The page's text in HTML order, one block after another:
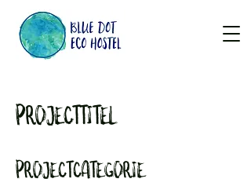
Projecttitel
Projectcategorie